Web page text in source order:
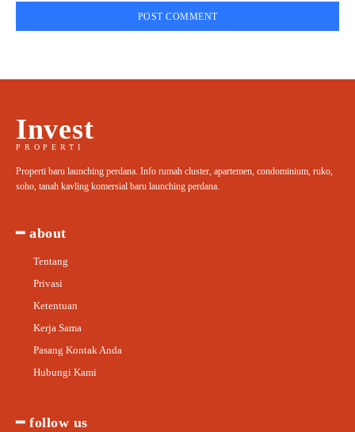
Invest
PROPERTI
Properti baru launching perdana. Info rumah cluster, apartemen, condominium, ruko,
soho, tanah kavling komersial baru launching perdana.
━ about
Tentang
Privasi
Ketentuan
Kerja Sama
Pasang Kontak Anda
Hubungi Kami
━ follow us